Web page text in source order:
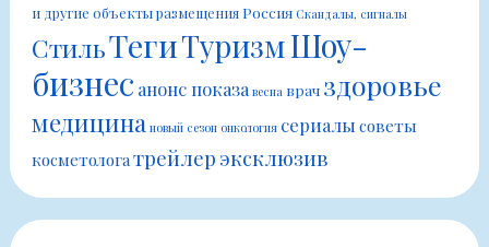
и другие объекты размещенияРоссия Скандалы, сигналы
СтильТегиТуризмШоу-
бизнес анонс показа весна врач здоровье
медицина новый сезон онкология сериалы советы
косметологатрейлер эксклюзив